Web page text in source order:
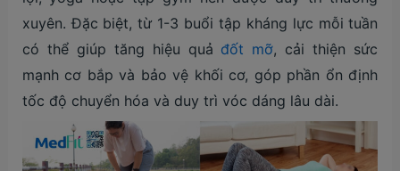
xuyên. Đặc biệt, từ 1-3 buổi tập kháng lực mỗi tuần
có thể giúp tăng hiệu quả đốt mỡ, cải thiện sức
mạnh cơ bắp và bảo vệ khối cơ, góp phần ổn định
tốc độ chuyển hóa và duy trì vóc dáng lâu dài.